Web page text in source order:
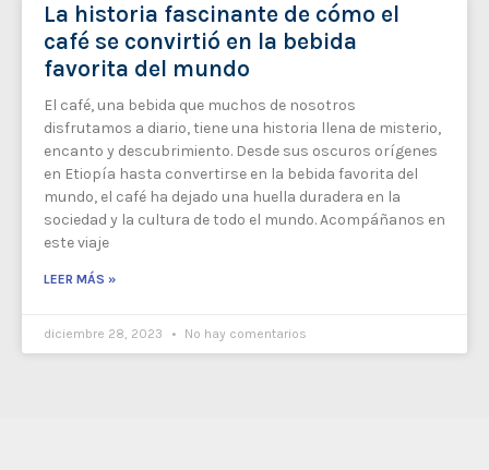
La historia fascinante de cómo el
café se convirtió en la bebida
favorita del mundo
El café, una bebida que muchos de nosotros
disfrutamos a diario, tiene una historia llena de misterio,
encanto y descubrimiento. Desde sus oscuros orígenes
en Etiopía hasta convertirse en la bebida favorita del
mundo, el café ha dejado una huella duradera en la
sociedad y la cultura de todo el mundo. Acompáñanos en
este viaje
LEER MÁS »
diciembre 28, 2023 No hay comentarios